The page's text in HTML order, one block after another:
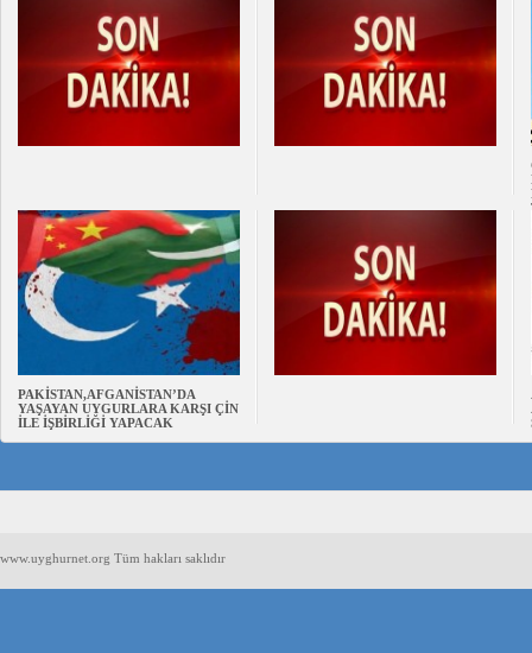
PAKİSTAN,AFGANİSTAN’DA
YAŞAYAN UYGURLARA KARŞI ÇİN
İLE İŞBİRLİĞİ YAPACAK
www.uyghurnet.org Tüm hakları saklıdır